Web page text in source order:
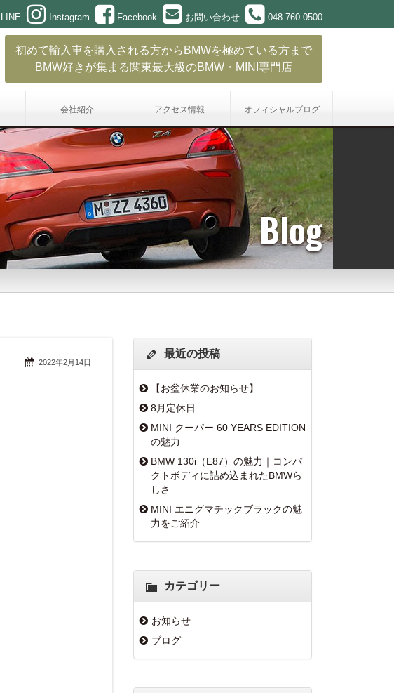
LINE Instagram Facebook お問い合わせ 048-760-0500
初めて輸入車を購入される方からBMWを極めている方まで
BMW好きが集まる関東最大級のBMW・MINI専門店
会社紹介 アクセス情報 オフィシャルブログ
Blog
2022年2月14日
最近の投稿
【お盆休業のお知らせ】
8月定休日
MINI クーパー 60 YEARS EDITION
の魅力
BMW 130i（E87）の魅力｜コンパ
クトボディに詰め込まれたBMWら
しさ
MINI エニグマチックブラックの魅
力をご紹介
カテゴリー
お知らせ
ブログ